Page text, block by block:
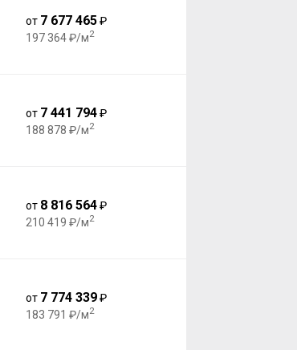
от 7 677 465₽
197 364 ₽/м2
от 7 441 794₽
188 878 ₽/м2
от 8 816 564₽
210 419 ₽/м2
от 7 774 339₽
183 791 ₽/м2